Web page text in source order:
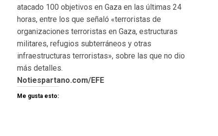
atacado 100 objetivos en Gaza en las últimas 24
horas, entre los que señaló «terroristas de
organizaciones terroristas en Gaza, estructuras
militares, refugios subterráneos y otras
infraestructuras terroristas», sobre las que no dio
más detalles.
Notiespartano.com/EFE
Me gusta esto: